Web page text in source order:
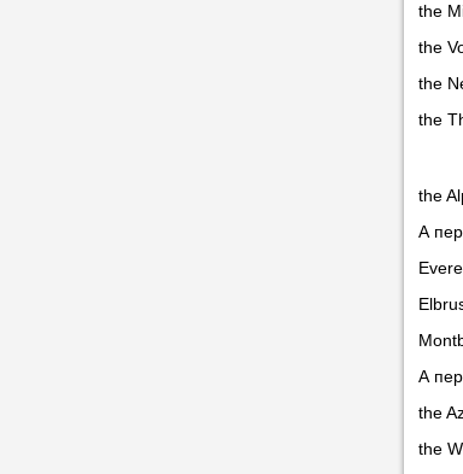
the
the
the
the
the
А
А
the
the